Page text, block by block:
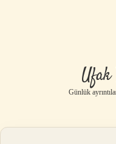
Ufak
Günlük